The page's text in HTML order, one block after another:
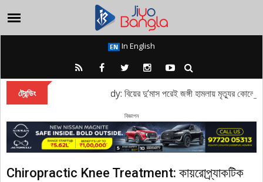
In English
ট্রেন্ডিংKashmir Tragedy: বিয়ের দু’মাস পরেই জঙ্গী হামলায় মৃত্যুর কোলে ঢলে
বিজ্ঞাপন
Chiropractic Knee Treatment: কায়রোপ্র্যাকটিক